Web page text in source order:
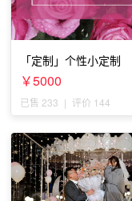
「定制」个性小定制
￥5000
已售 233 | 评价 144